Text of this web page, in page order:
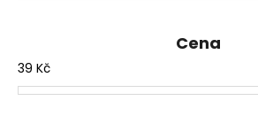
í
p
Cena
39 Kč
í
t